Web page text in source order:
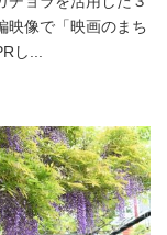
映像で「映画のまち
し...